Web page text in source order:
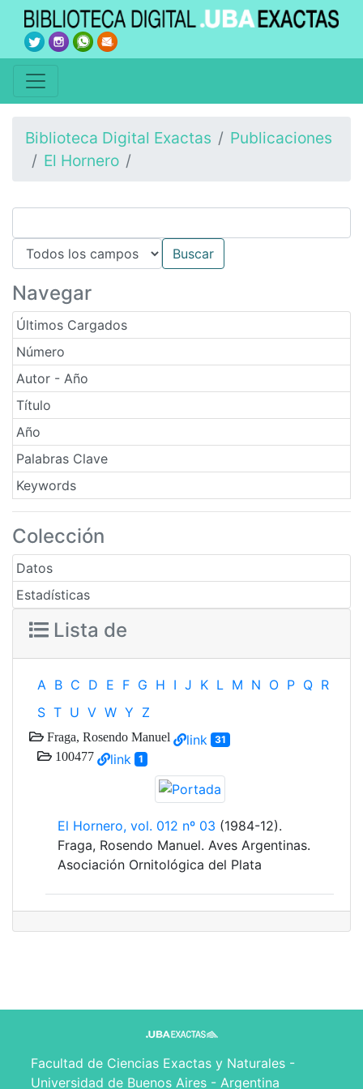
Biblioteca Digital Exactas
Publicaciones
El Hornero
Navegar
Últimos Cargados
Número
Autor - Año
Título
Año
Palabras Clave
Keywords
Colección
Datos
Estadísticas
Lista de
A B C D E F G H I J K L M N O P Q R
S T U V W Y Z
Fraga, Rosendo Manuel link 31
100477 link 1
El Hornero, vol. 012 nº 03 (1984-12).
Fraga, Rosendo Manuel. Aves Argentinas.
Asociación Ornitológica del Plata
Facultad de Ciencias Exactas y Naturales -
Universidad de Buenos Aires - Argentina